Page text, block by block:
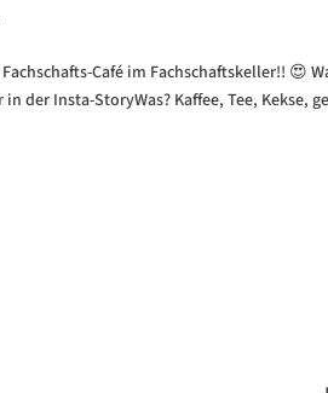
Café im Fachschaftskeller!! 😍
der Insta-StoryWas? Kaffee, Tee, Kekse,